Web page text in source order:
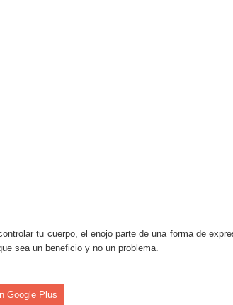
tu cuerpo, el enojo parte de una forma de
sea un beneficio y no un problema.
Google Plus